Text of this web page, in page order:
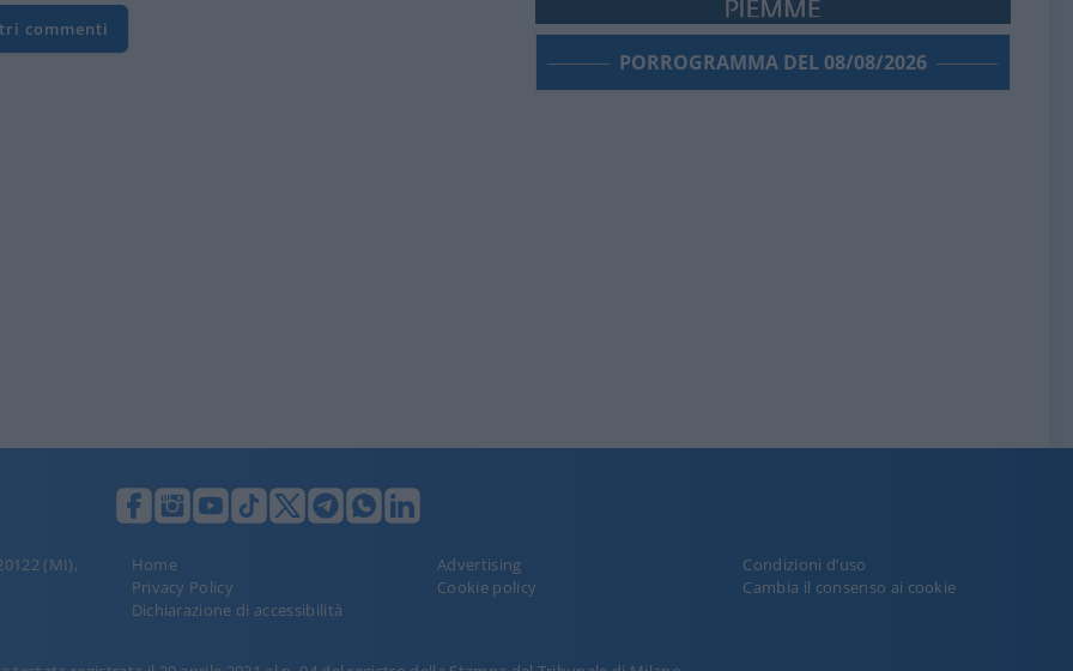
commenti
PORROGRAMMA DEL 08/08/2026
(MI),
Home Advertising
Condizioni d’uso
Privacy Policy
Cookie policy
Cambia il consenso ai cookie
Dichiarazione di accessibilità